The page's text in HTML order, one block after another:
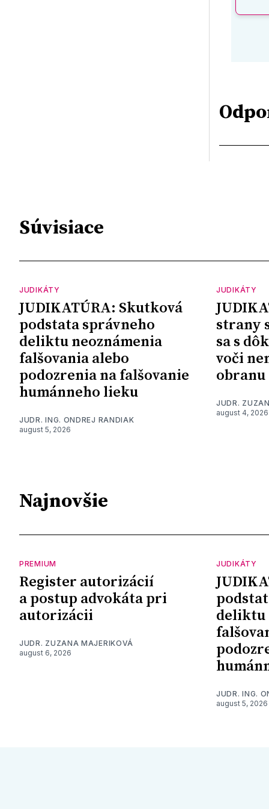
Súvisiace
JUDIKÁTY
JUDIKATÚRA: Skutková
podstata správneho
deliktu neoznámenia
falšovania alebo
podozrenia na falšovanie
humánneho lieku
JUDR. ING. ONDREJ RANDIAK
august 5, 2026
JUDIKÁTY
strany
sa s
voči
obranu
JUDR.
august 4, 2026
Najnovšie
PREMIUM
Register autorizácií
a postup advokáta pri
autorizácii
JUDR. ZUZANA MAJERIKOVÁ
august 6, 2026
JUDIKÁTY
deliktu
JUDR. ING.
august 5, 2026